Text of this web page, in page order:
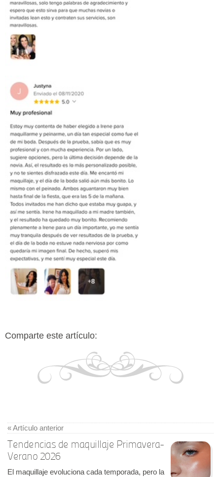
Comparte este artículo:
« Artículo anterior
Tendencias de maquillaje Primavera-
Verano 2026
El maquillaje evoluciona cada temporada, pero la